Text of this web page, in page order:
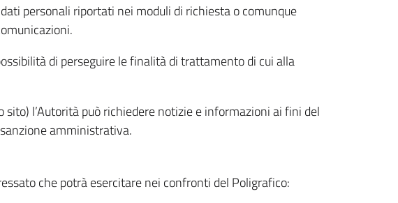
personali riportati nei moduli di richiesta o comunque
di perseguire le finalità di trattamento di cui alla
l’Autorità può richiedere notizie e informazioni ai fini del
amministrativa.
che potrà esercitare nei confronti del Poligrafico: